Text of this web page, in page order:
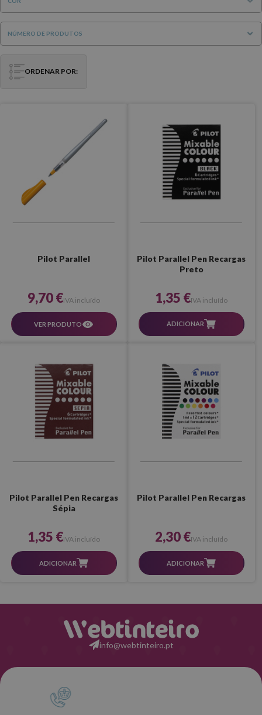
NÚMERO DE PRODUTOS
ORDENAR POR:
Pilot Parallel
9,70 €IVA incluído
VER PRODUTO
Pilot Parallel Pen Recargas
Preto
1,35 €IVA incluído
ADICIONAR
Pilot Parallel Pen Recargas
Sépia
1,35 €IVA incluído
ADICIONAR
Pilot Parallel Pen Recargas
2,30 €IVA incluído
ADICIONAR
info@webtinteiro.pt